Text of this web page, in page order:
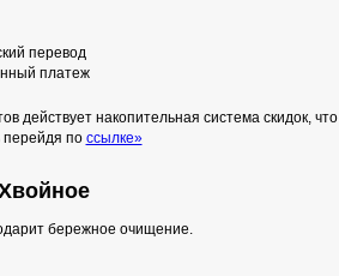
перевод
платеж
действует накопительная система скидок, что
перейдя по ссылке»
бережное очищение.